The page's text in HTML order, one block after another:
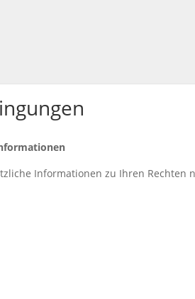
Informationen zu Ihren